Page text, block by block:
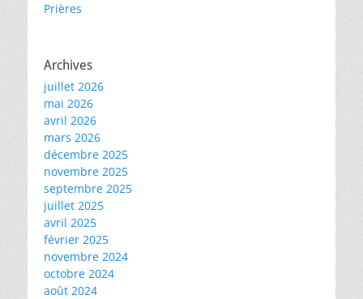
Prières
Archives
juillet 2026
mai 2026
avril 2026
mars 2026
décembre 2025
novembre 2025
septembre 2025
juillet 2025
avril 2025
février 2025
novembre 2024
octobre 2024
août 2024